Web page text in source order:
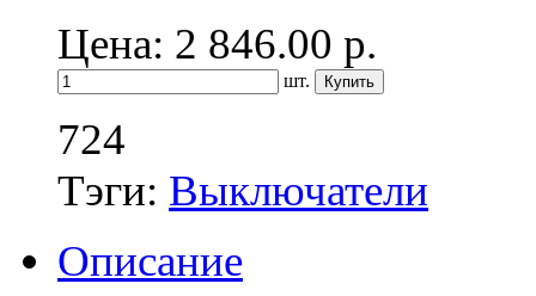
Цена: 2 846.00 р.
шт.
724
Тэги: Выключатели
Описание